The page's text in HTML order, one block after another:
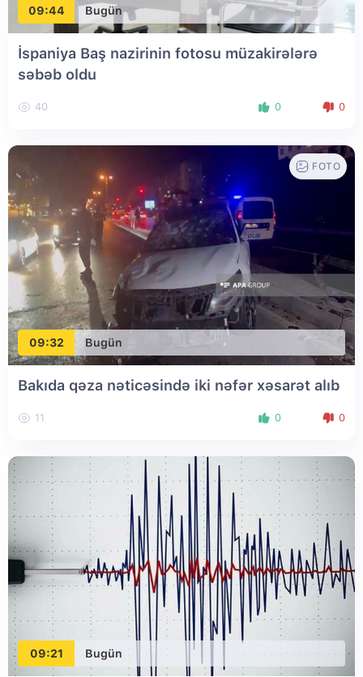
09:44 Bugün
İspaniya Baş nazirinin fotosu müzakirələrə
səbəb oldu
40 0 0
09:32 Bugün
FOTO
Bakıda qəza nəticəsində iki nəfər xəsarət alıb
11 0 0
09:21 Bugün